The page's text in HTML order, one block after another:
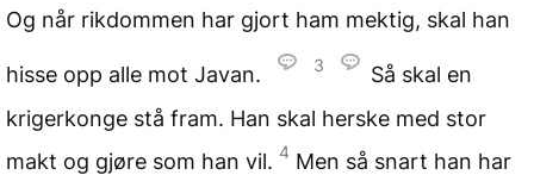
Og når rikdommen har gjort ham mektig, skal han
hisse opp alle mot Javan. 3
Så skal en
krigerkonge stå fram. Han skal herske med stor
makt og gjøre som han vil. 4 Men så snart han har